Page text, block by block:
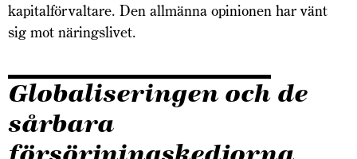
kapitalförvaltare. Den allmänna opinionen har vänt
sig mot näringslivet.
Globaliseringen och de
sårbara